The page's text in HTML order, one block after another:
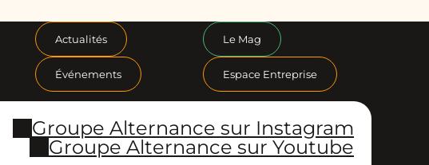
Actualités Le Mag
Événements Espace Entreprise
Groupe Alternance sur Instagram
Groupe Alternance sur Youtube